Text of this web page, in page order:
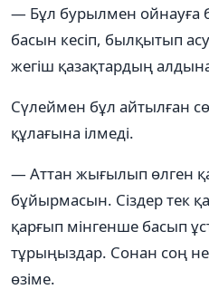
— Бұл бурылмен ойнауға
басын кесіп, былқытып
жегіш қазақтардың
Сүлеймен бұл айтылған
құлағына ілмеді.
— Аттан жығылып өлген
бұйырмасын. Сіздер тек
қарғып мінгенше басып
тұрыңыздар. Сонан соң
өзіме.